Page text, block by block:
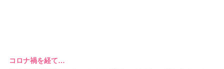
コロナ禍を経て…